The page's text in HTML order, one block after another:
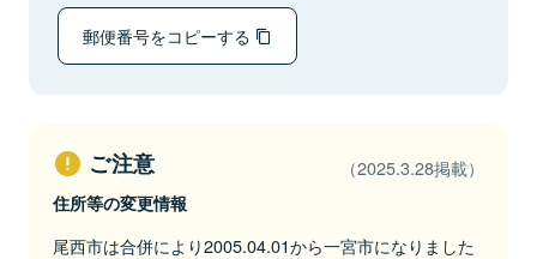
郵便番号をコピーする
ご注意 （2025.3.28掲載）
住所等の変更情報
尾西市は合併により2005.04.01から一宮市になりました